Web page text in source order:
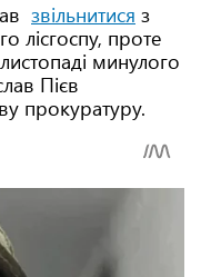
звільнитися з
лісгоспу, проте
минулого
Пієв
прокуратуру.